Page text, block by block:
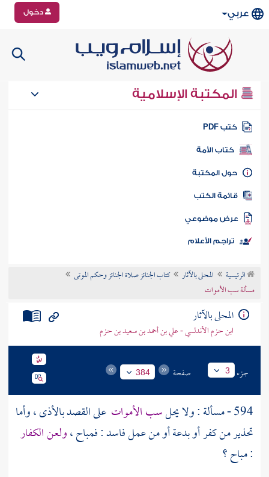
عربي دخول
المكتبة الإسلامية
كتب PDF
كتاب الأمة
المكتبة
الكتب
موضوعي
تراجم الأعلام
الرئيسية المحلى بالآثار
كتاب الجنائز صلاة الجنائز وحكم الموتى
مسألة سب الأموات
المحلى بالآثار
ابن حزم الأندلسي - علي بن أحمد بن سعيد بن حزم
جزء 3 صفحة 384
594 - مسألة : ولا يحل سب الأموات على القصد بالأذى ، وأما
تحذير من كفر أو بدعة أو من عمل فاسد : فمباح ،ولعن الكفار
: مباح ؟